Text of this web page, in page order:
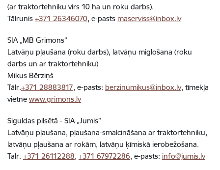
(ar traktortehniku virs 10 ha un roku darbs).
Tālrunis +371 26346070, e-pasts maserviss@inbox.lv
SIA „MB Grimons”
Latvāņu pļaušana (roku darbs), latvāņu miglošana (roku
darbs un ar traktortehniku)
Mikus Bērziņš
Tālr.+371 28883817, e-pasts: berzinumikus@inbox.lv, tīmekļa
vietne www.grimons.lv
Siguldas pilsētā - SIA „Jumis”
Latvāņu pļaušana, pļaušana-smalcināšana ar traktortehniku,
latvāņu pļaušana ar rokām, latvāņu ķīmiskā ierobežošana.
Tālr. +371 26112288, +371 67972286, e-pasts: info@jumis.lv